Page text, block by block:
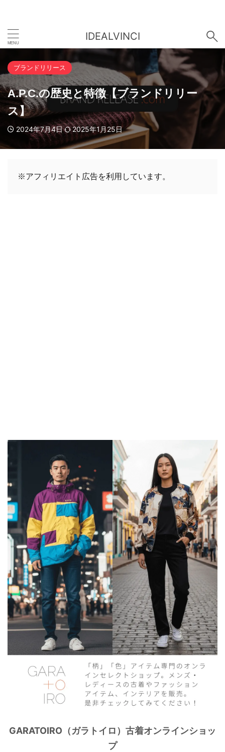
IDEALVINCI
ブランドリリース
A.P.C.の歴史と特徴【ブランドリリー
ス】
2024年7月4日 2025年1月25日
※アフィリエイト広告を利用しています。
GARATOIRO（ガラトイロ）古着オンラインショッ
プ